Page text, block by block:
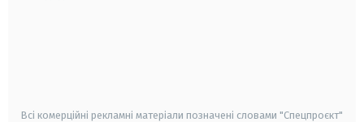
Всі комерційні рекламні матеріали позначені словами "Спецпроєкт"